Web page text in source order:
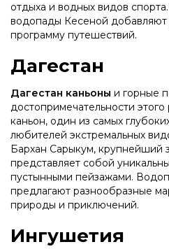
отдыха и водных видов
водопады Кесеной добавляют
программу путешествий.
Дагестан
Дагестан каньоны и горные
достопримечательности
каньон, один из самых
любителей экстремальных
Бархан Сарыкум, крупнейший
представляет собой
пустынными пейзажами.
предлагают разнообразные
природы и приключений.
Ингушетия